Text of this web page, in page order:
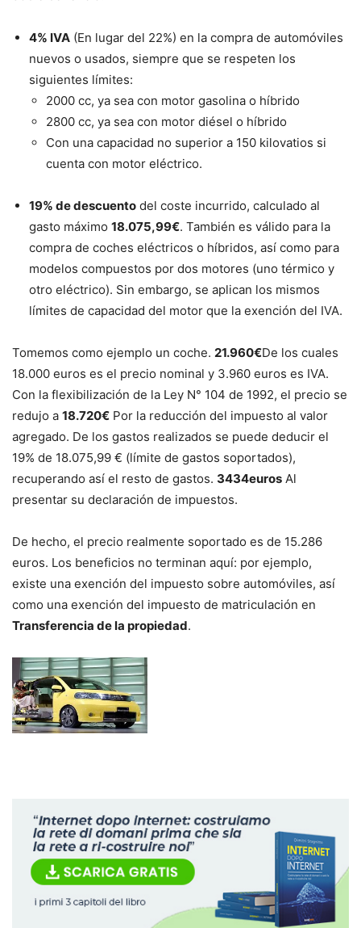
4% IVA (En lugar del 22%) en la compra de automóviles
nuevos o usados, siempre que se respeten los
siguientes límites:
2000 cc, ya sea con motor gasolina o híbrido
2800 cc, ya sea con motor diésel o híbrido
Con una capacidad no superior a 150 kilovatios si
cuenta con motor eléctrico.
19% de descuento del coste incurrido, calculado al
gasto máximo 18.075,99€. También es válido para la
compra de coches eléctricos o híbridos, así como para
modelos compuestos por dos motores (uno térmico y
otro eléctrico). Sin embargo, se aplican los mismos
límites de capacidad del motor que la exención del IVA.
Tomemos como ejemplo un coche. 21.960€De los cuales
18.000 euros es el precio nominal y 3.960 euros es IVA.
Con la flexibilización de la Ley N° 104 de 1992, el precio se
redujo a 18.720€ Por la reducción del impuesto al valor
agregado. De los gastos realizados se puede deducir el
19% de 18.075,99 € (límite de gastos soportados),
recuperando así el resto de gastos. 3434euros Al
presentar su declaración de impuestos.
De hecho, el precio realmente soportado es de 15.286
euros. Los beneficios no terminan aquí: por ejemplo,
existe una exención del impuesto sobre automóviles, así
como una exención del impuesto de matriculación en
Transferencia de la propiedad.